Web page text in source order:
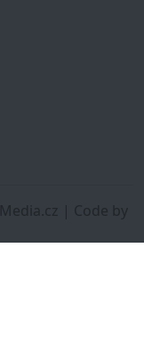
| Code by